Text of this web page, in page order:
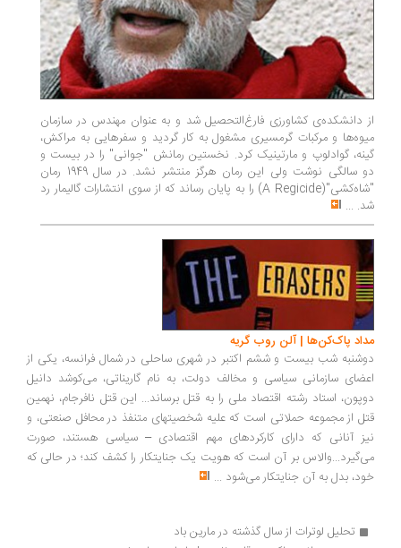
از دانشکده‌ی‌ کشاورزی‌ فارغ‌التحصیل‌ شد و به‌ عنوان‌ مهندس ‌در سازمان
میوه‌ها و مرکبات‌ گرمسیری‌ مشغول‌ به‌ کار گردید و سفرهایی‌ به‌ مراکش‌،
گینه‌، گوادلوپ‌ و مارتینیک‌ کرد. نخستین رمانش "جوانی" را در بیست و
دو سالگی نوشت ولی این رمان هرگز منتشر نشد. در سال 1949 رمان
"شاه‌کشی"(A Regicide) را به پایان رساند که از سوی انتشارات گالیمار رد
شد. ...
مداد پاک‌کن‌ها | آلن روب گریه
دوشنبه شب بیست و ششم اکتبر در شهری ساحلی در شمال فرانسه، یکی از
اعضای سازمانی سیاسی و مخالف دولت، به نام گاریناتی، می‌کوشد دانیل
دوپون، استاد رشته اقتصاد ملی را به قتل برساند... این قتل نافرجام، نهمین
قتل از مجموعه حملاتی است که علیه شخصیتهای متنفذ در محافل صنعتی، و
نیز آنانی که دارای کارکردهای مهم اقتصادی – سیاسی هستند، صورت
می‌گیرد...والاس بر آن است که هویت یک جنایتکار را کشف کند؛ در حالی که
خود، بدل به آن جنایتکار می‌شود ...
تحلیل لوترات از سال گذشته در مارین باد